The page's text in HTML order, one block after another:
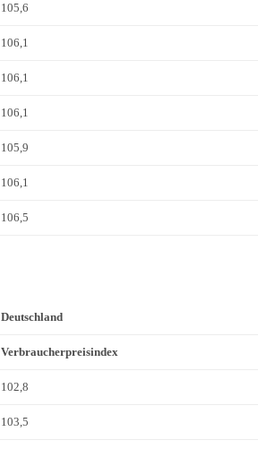
105,6
106,1
106,1
106,1
105,9
106,1
106,5
Deutschland
Verbraucherpreisindex
102,8
103,5